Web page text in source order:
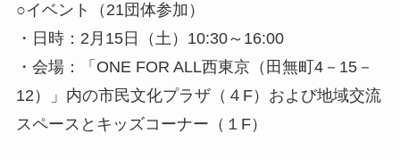
○イベント（21団体参加）
・日時：2月15日（土）10:30～16:00
・会場：「ONE FOR ALL西東京（田無町4－15－
12）」内の市民文化プラザ（４F）および地域交流
スペースとキッズコーナー（１F）